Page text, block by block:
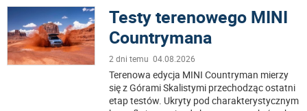
Testy terenowego MINI
Countrymana
2 dni temu 04.08.2026
Terenowa edycja MINI Countryman mierzy
się z Górami Skalistymi przechodząc ostatni
etap testów. Ukryty pod charakterystycznym